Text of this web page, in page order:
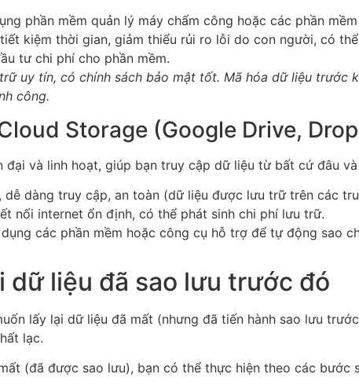
phần mềm quản lý máy chấm công hoặc các phần
kiệm thời gian, giảm thiểu rủi ro lỗi do con người, có
tư chi phí cho phần mềm.
uy tín, có chính sách bảo mật tốt. Mã hóa dữ liệu trước
công.
Storage (Google Drive,
đại và linh hoạt, giúp bạn truy cập dữ liệu từ bất cứ đâu
dễ dàng truy cập, an toàn (dữ liệu được lưu trữ trên các
nối internet ổn định, có thể phát sinh chi phí lưu trữ.
các phần mềm hoặc công cụ hỗ trợ để tự động sao
dữ liệu đã sao lưu trước đó
lấy lại dữ liệu đã mất (nhưng đã tiến hành sao lưu
lạc.
(đã được sao lưu), bạn có thể thực hiện theo các bước